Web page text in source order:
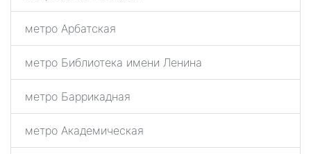
метро Арбатская
метро Библиотека имени Ленина
метро Баррикадная
метро Академическая